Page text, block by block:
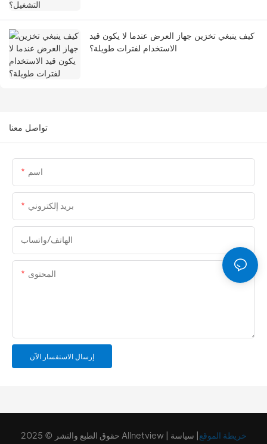
كيف ينبغي تخزين جهاز العرض عندما لا يكون قيد
الاستخدام لفترات طويلة؟
تواصل معنا
اسم
بريد إلكتروني
الهاتف/واتساب
المحتوى
إرسال الاستفسار الآن
حقوق الطبع والنشر © 2025 Allnetview | خريطة الموقع| سياسة